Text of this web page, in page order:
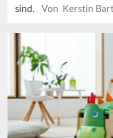
sind.
Von Kerstin